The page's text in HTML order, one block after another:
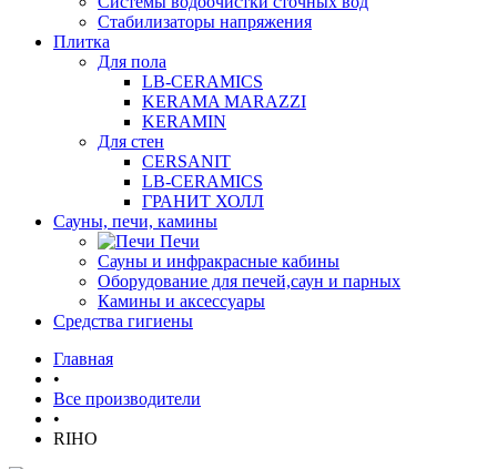
Стабилизаторы напряжения
Плитка
Для пола
LB-CERAMICS
KERAMA MARAZZI
KERAMIN
Для стен
CERSANIT
LB-CERAMICS
ГРАНИТ ХОЛЛ
Сауны, печи, камины
Печи
Сауны и инфракрасные кабины
Оборудование для печей,саун и парных
Камины и аксессуары
Средства гигиены
Главная
•
Все производители
•
RIHO